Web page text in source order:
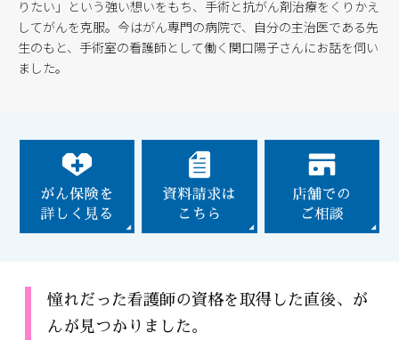
りたい」という強い想いをもち、手術と抗がん剤治療をくりかえ
してがんを克服。今はがん専門の病院で、自分の主治医である先
生のもと、手術室の看護師として働く関口陽子さんにお話を伺い
ました。
憧れだった看護師の資格を取得した直後、が
んが見つかりました。